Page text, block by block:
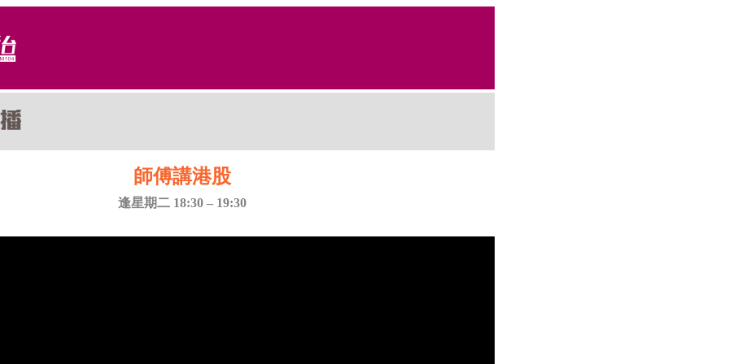
師傅講港股
逢星期二 18:30 – 19:30